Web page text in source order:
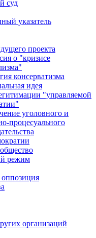
суд
указатель
проекта
о "кризисе
консерватизма
идея
"управляемой
уголовного и
процесуального
режим
организаций